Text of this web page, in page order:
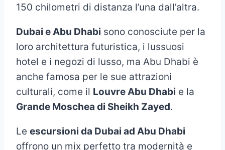
150 chilometri di distanza l’una dall’altra.
Dubai e Abu Dhabi sono conosciute per la
loro architettura futuristica, i lussuosi
hotel e i negozi di lusso, ma Abu Dhabi è
anche famosa per le sue attrazioni
culturali, come il Louvre Abu Dhabi e la
Grande Moschea di Sheikh Zayed.
Le escursioni da Dubai ad Abu Dhabi
offrono un mix perfetto tra modernità e